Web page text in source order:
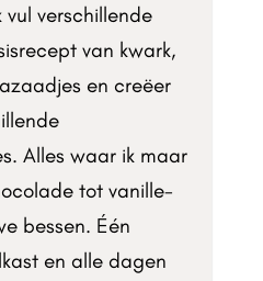
verschillende
van kwark,
en creëer
Alles waar ik maar
tot vanille-
bessen. Één
en alle dagen